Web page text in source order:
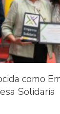
como
Solidaria